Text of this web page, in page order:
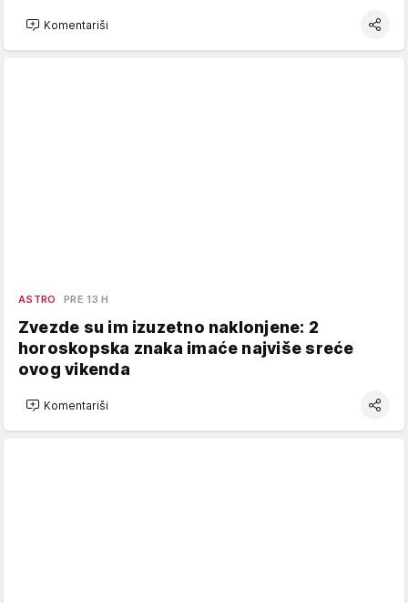
Komentariši
ASTRO PRE 13 H
Zvezde su im izuzetno naklonjene: 2
horoskopska znaka imaće najviše sreće
ovog vikenda
Komentariši